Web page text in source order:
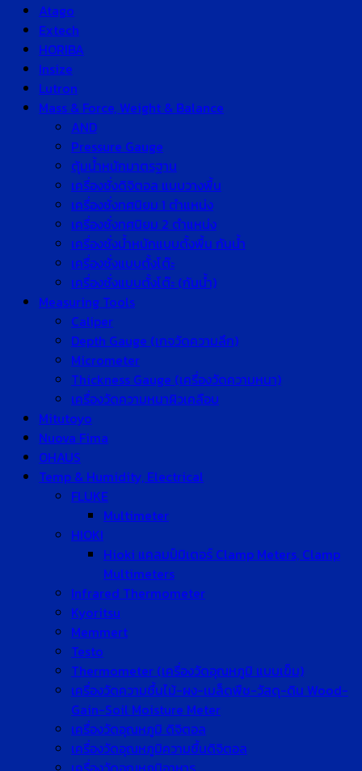
Atago
Extech
HORIBA
Insize
Lutron
Mass & Force, Weight & Balance
AND
Pressure Gauge
ตุ้มน้ำหนักมาตรฐาน
เครื่องชั่งดิจิตอล แบบวางพื้น
เครื่องชั่งทศนิยม 1 ตำแหน่ง
เครื่องชั่งทศนิยม 2 ตำแหน่ง
เครื่องชั่งน้ำหนักแบบตั้งพื้น กันน้ำ
เครื่องชั่งแบบตั้งโต๊ะ
เครื่องชั่งแบบตั้งโต๊ะ (กันน้ำ)
Measuring Tools
Caliper
Depth Gauge (เกจวัดความลึก)
Micrometer
Thickness Gauge (เครื่องวัดความหนา)
เครื่องวัดความหนาผิวเคลือบ
Mitutoyo
Nuova Fima
OHAUS
Temp & Humidity, Electrical
FLUKE
Multimeter
HIOKI
Hioki แคลมป์มิเตอร์ Clamp Meters, Clamp
Multimeters
Infrared Thermometer
Kyoritsu
Memmert
Testo
Thermometer (เครื่องวัดอุณหภูมิ แบบเข็ม)
เครื่องวัดความชื้นไม้-ผง-เมล็ดพืช-วัสดุ-ดิน Wood-
Gain-Soil Moisture Meter
เครื่องวัดอุณหภูมิ ดิจิตอล
เครื่องวัดอุณหภูมิความชื้นดิจิตอล